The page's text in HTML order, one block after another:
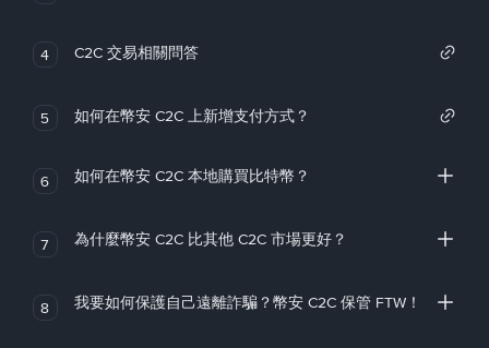
4 C2C 交易相關問答
5 如何在幣安 C2C 上新增支付方式？
6 如何在幣安 C2C 本地購買比特幣？
7 為什麼幣安 C2C 比其他 C2C 市場更好？
8 我要如何保護自己遠離詐騙？幣安 C2C 保管 FTW！